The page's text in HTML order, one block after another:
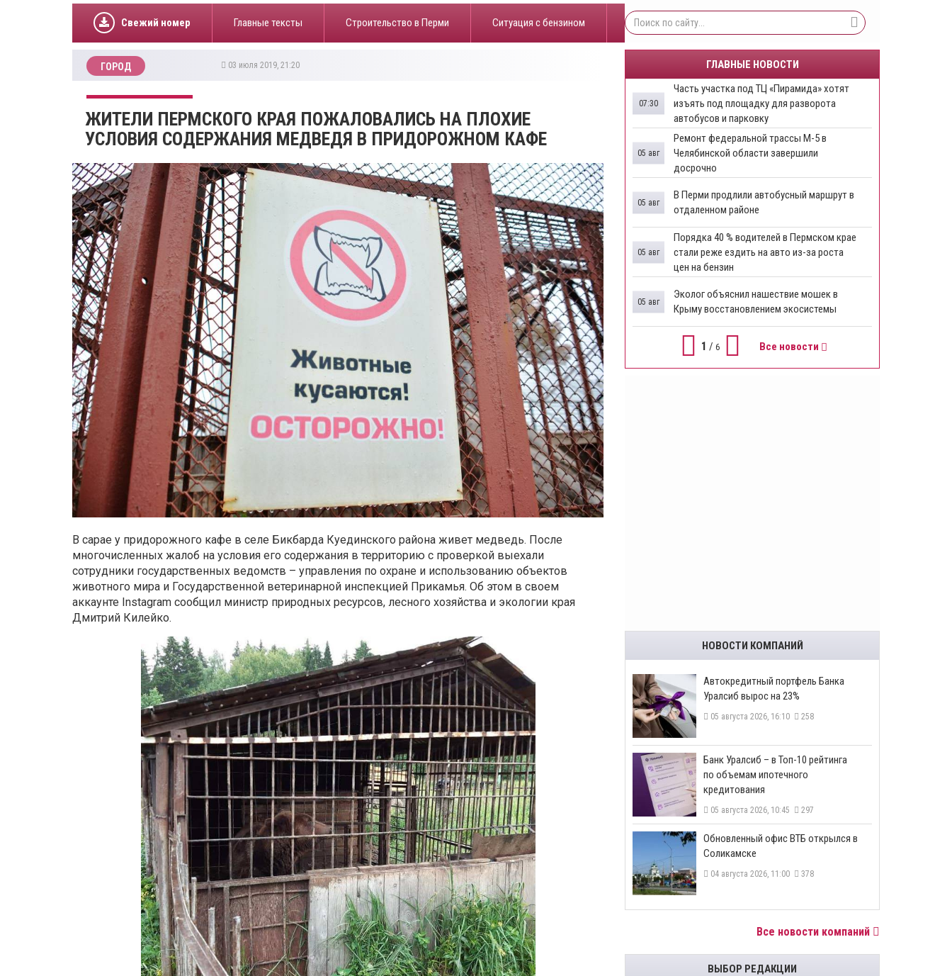
Свежий номер Главные тексты Строительство в Перми ​Ситуация с бензином
ГОРОД 03 июля 2019, 21:20
​ЖИТЕЛИ ПЕРМСКОГО КРАЯ ПОЖАЛОВАЛИСЬ НА ПЛОХИЕ
УСЛОВИЯ СОДЕРЖАНИЯ МЕДВЕДЯ В ПРИДОРОЖНОМ КАФЕ
В сарае у придорожного кафе в селе Бикбарда Куединского района живет медведь. После
многочисленных жалоб на условия его содержания в территорию с проверкой выехали
сотрудники государственных ведомств – управления по охране и использованию объектов
животного мира и Государственной ветеринарной инспекцией Прикамья. Об этом в своем
аккаунте Instagram сообщил министр природных ресурсов, лесного хозяйства и экологии края
Дмитрий Килейко.
ГЛАВНЫЕ НОВОСТИ
Часть участка под ТЦ «Пирамида» хотят
изъять под площадку для разворота
автобусов и парковку
07:30
Ремонт федеральной трассы М-5 в
Челябинской области завершили
досрочно
05 авг
​В Перми продлили автобусный маршрут в
отдаленном районе
05 авг
​Порядка 40 % водителей в Пермском крае
стали реже ездить на авто из-за роста
цен на бензин
05 авг
Эколог объяснил нашествие мошек в
Крыму восстановлением экосистемы
05 авг
1 / 6 Все новости
НОВОСТИ КОМПАНИЙ
​Автокредитный портфель Банка
Уралсиб вырос на 23%
05 августа 2026, 16:10 258
​Банк Уралсиб – в Топ-10 рейтинга
по объемам ипотечного
кредитования
05 августа 2026, 10:45 297
​Обновленный офис ВТБ открылся в
Соликамске
04 августа 2026, 11:00 378
Все новости компаний
ВЫБОР РЕДАКЦИИ